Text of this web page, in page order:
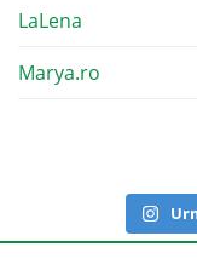
LaLena
Marya.ro